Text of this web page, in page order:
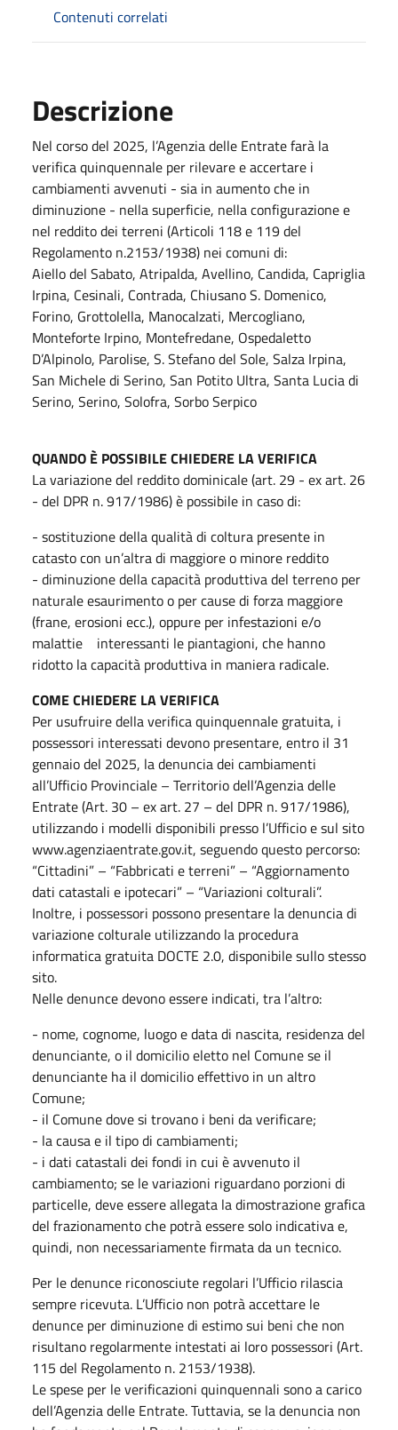
Contenuti correlati
Descrizione
Nel corso del 2025, l’Agenzia delle Entrate farà la
verifica quinquennale per rilevare e accertare i
cambiamenti avvenuti - sia in aumento che in
diminuzione - nella superficie, nella configurazione e
nel reddito dei terreni (Articoli 118 e 119 del
Regolamento n.2153/1938) nei comuni di:
Aiello del Sabato, Atripalda, Avellino, Candida, Capriglia
Irpina, Cesinali, Contrada, Chiusano S. Domenico,
Forino, Grottolella, Manocalzati, Mercogliano,
Monteforte Irpino, Montefredane, Ospedaletto
D’Alpinolo, Parolise, S. Stefano del Sole, Salza Irpina,
San Michele di Serino, San Potito Ultra, Santa Lucia di
Serino, Serino, Solofra, Sorbo Serpico
QUANDO È POSSIBILE CHIEDERE LA VERIFICA
La variazione del reddito dominicale (art. 29 - ex art. 26
- del DPR n. 917/1986) è possibile in caso di:
- sostituzione della qualità di coltura presente in
catasto con un’altra di maggiore o minore reddito
- diminuzione della capacità produttiva del terreno per
naturale esaurimento o per cause di forza maggiore
(frane, erosioni ecc.), oppure per infestazioni e/o
malattie interessanti le piantagioni, che hanno
ridotto la capacità produttiva in maniera radicale.
COME CHIEDERE LA VERIFICA
Per usufruire della verifica quinquennale gratuita, i
possessori interessati devono presentare, entro il 31
gennaio del 2025, la denuncia dei cambiamenti
all’Ufficio Provinciale – Territorio dell’Agenzia delle
Entrate (Art. 30 – ex art. 27 – del DPR n. 917/1986),
utilizzando i modelli disponibili presso l’Ufficio e sul sito
www.agenziaentrate.gov.it, seguendo questo percorso:
“Cittadini” – “Fabbricati e terreni” – “Aggiornamento
dati catastali e ipotecari” – “Variazioni colturali”.
Inoltre, i possessori possono presentare la denuncia di
variazione colturale utilizzando la procedura
informatica gratuita DOCTE 2.0, disponibile sullo stesso
sito.
Nelle denunce devono essere indicati, tra l’altro:
- nome, cognome, luogo e data di nascita, residenza del
denunciante, o il domicilio eletto nel Comune se il
denunciante ha il domicilio effettivo in un altro
Comune;
- il Comune dove si trovano i beni da verificare;
- la causa e il tipo di cambiamenti;
- i dati catastali dei fondi in cui è avvenuto il
cambiamento; se le variazioni riguardano porzioni di
particelle, deve essere allegata la dimostrazione grafica
del frazionamento che potrà essere solo indicativa e,
quindi, non necessariamente firmata da un tecnico.
Per le denunce riconosciute regolari l’Ufficio rilascia
sempre ricevuta. L’Ufficio non potrà accettare le
denunce per diminuzione di estimo sui beni che non
risultano regolarmente intestati ai loro possessori (Art.
115 del Regolamento n. 2153/1938).
Le spese per le verificazioni quinquennali sono a carico
dell’Agenzia delle Entrate. Tuttavia, se la denuncia non